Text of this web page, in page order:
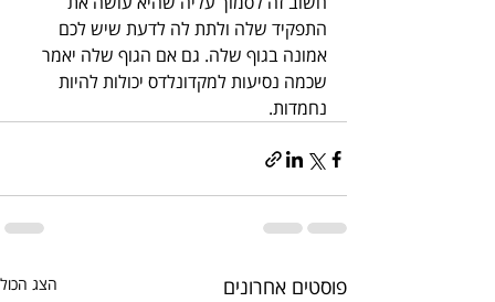
התפקיד שלה ולתת לה לדעת שיש לכם
אמונה בגוף שלה. גם אם הגוף שלה יאמר
שכמה נסיעות למקדונלדס יכולות להיות
נחמדות.
פוסטים אחרונים הצג הכול